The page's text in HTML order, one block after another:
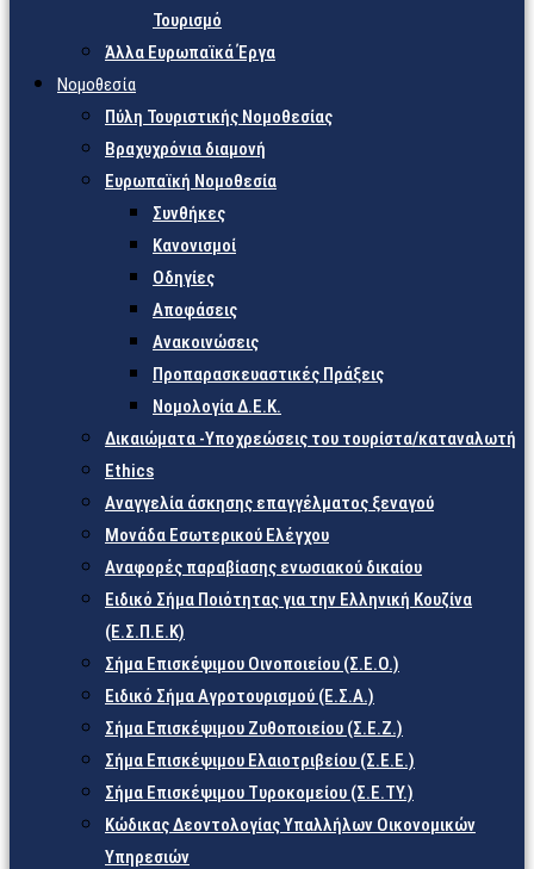
Τουρισμό
Άλλα Ευρωπαϊκά Έργα
Νομοθεσία
Πύλη Τουριστικής Νομοθεσίας
Βραχυχρόνια διαμονή
Ευρωπαϊκή Νομοθεσία
Συνθήκες
Κανονισμοί
Οδηγίες
Αποφάσεις
Ανακοινώσεις
Προπαρασκευαστικές Πράξεις
Νομολογία Δ.Ε.Κ.
Δικαιώματα -Υποχρεώσεις του τουρίστα/καταναλωτή
Ethics
Αναγγελία άσκησης επαγγέλματος ξεναγού
Μονάδα Εσωτερικού Ελέγχου
Αναφορές παραβίασης ενωσιακού δικαίου
Ειδικό Σήμα Ποιότητας για την Ελληνική Κουζίνα
(Ε.Σ.Π.Ε.Κ)
Σήμα Επισκέψιμου Οινοποιείου (Σ.Ε.Ο.)
Ειδικό Σήμα Αγροτουρισμού (Ε.Σ.Α.)
Σήμα Επισκέψιμου Ζυθοποιείου (Σ.Ε.Ζ.)
Σήμα Επισκέψιμου Ελαιοτριβείου (Σ.Ε.Ε.)
Σήμα Επισκέψιμου Τυροκομείου (Σ.Ε.TY.)
Κώδικας Δεοντολογίας Υπαλλήλων Οικονομικών
Υπηρεσιών